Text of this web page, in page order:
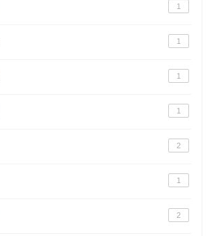
1
1
1
1
2
1
2